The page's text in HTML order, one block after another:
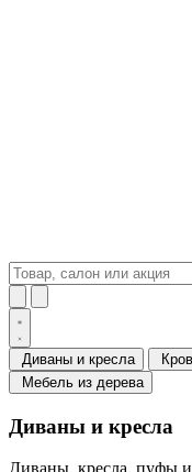
Диваны и кресла
Мебель из дерева
Диваны и кресла